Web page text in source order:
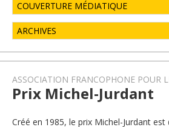
COUVERTURE MÉDIATIQUE
ARCHIVES
ASSOCIATION FRANCOPHONE POUR
Prix Michel-Jurdant
Créé en 1985, le prix Michel-Jurdant est